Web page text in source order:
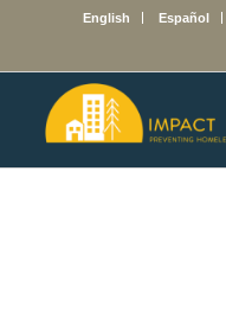
English Español